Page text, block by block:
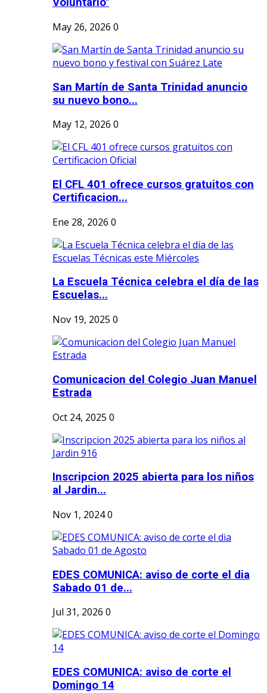
May 26, 2026 0
San Martín de Santa Trinidad anuncio
su nuevo bono...
May 12, 2026 0
El CFL 401 ofrece cursos gratuitos con
Certificacion...
Ene 28, 2026 0
La Escuela Técnica celebra el día de las
Escuelas...
Nov 19, 2025 0
Comunicacion del Colegio Juan Manuel
Estrada
Oct 24, 2025 0
Inscripcion 2025 abierta para los niños
al Jardin...
Nov 1, 20240
EDES COMUNICA: aviso de corte el dia
Sabado 01 de...
Jul 31, 2026 0
EDES COMUNICA: aviso de corte el
Domingo 14